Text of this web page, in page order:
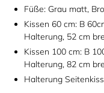
Füße: Grau matt,
Kissen 60 cm: B
Halterung, 52 cm
Kissen 100 cm: B
Halterung, 82 cm
Halterung